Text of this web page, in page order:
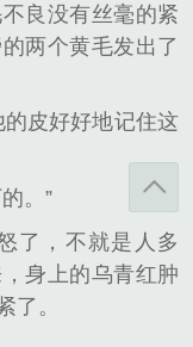
良没有丝毫的紧
两个黄毛发出了
皮好好地记住这
。”
了，不就是人多
身上的乌青红肿
了。